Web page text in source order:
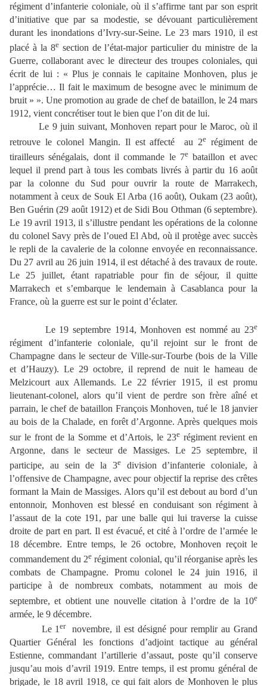
régiment d’infanterie coloniale, où il s’affirme tant par son esprit
d’initiative que par sa modestie, se dévouant particulièrement
durant les inondations d’Ivry-sur-Seine. Le 23 mars 1910, il est
placé à la 8esection de l’état-major particulier du ministre de la
Guerre, collaborant avec le directeur des troupes coloniales, qui
écrit de lui : « Plus je connais le capitaine Monhoven, plus je
l’apprécie… Il fait le maximum de besogne avec le minimum de
bruit » ». Une promotion au grade de chef de bataillon, le 24 mars
1912, vient concrétiser tout le bien que l’on dit de lui.
Le 9 juin suivant, Monhoven repart pour le Maroc, où il
retrouve le colonel Mangin. Il est affecté au 2e régiment de
tirailleurs sénégalais, dont il commande le 7e bataillon et avec
lequel il prend part à tous les combats livrés à partir du 16 août
par la colonne du Sud pour ouvrir la route de Marrakech,
notamment à ceux de Souk El Arba (16 août), Oukam (23 août),
Ben Guérin (29 août 1912) et de Sidi Bou Othman (6 septembre).
Le 19 avril 1913, il s’illustre pendant les opérations de la colonne
du colonel Savy près de l’oued El Abd, où il protège avec succès
le repli de la cavalerie de la colonne envoyée en reconnaissance.
Du 27 avril au 26 juin 1914, il est détaché à des travaux de route.
Le 25 juillet, étant rapatriable pour fin de séjour, il quitte
Marrakech et s’embarque le lendemain à Casablanca pour la
France, où la guerre est sur le point d’éclater.
Le 19 septembre 1914, Monhoven est nommé au 23e
régiment d’infanterie coloniale, qu’il rejoint sur le front de
Champagne dans le secteur de Ville-sur-Tourbe (bois de la Ville
et d’Hauzy). Le 29 octobre, il reprend de nuit le hameau de
Melzicourt aux Allemands. Le 22 février 1915, il est promu
lieutenant-colonel, alors qu’il vient de perdre son frère aîné et
parrain, le chef de bataillon François Monhoven, tué le 18 janvier
au bois de la Chalade, en forêt d’Argonne. Après quelques mois
sur le front de la Somme et d’Artois, le 23erégiment revient en
Argonne, dans le secteur de Massiges. Le 25 septembre, il
participe, au sein de la 3edivision d’infanterie coloniale, à
l’offensive de Champagne, avec pour objectif la reprise des crêtes
formant la Main de Massiges. Alors qu’il est debout au bord d’un
entonnoir, Monhoven est blessé en conduisant son régiment à
l’assaut de la cote 191, par une balle qui lui traverse la cuisse
droite de part en part. Il est évacué, et cité à l’ordre de l’armée le
18 décembre. Entre temps, le 26 octobre, Monhoven reçoit le
commandement du 2e régiment colonial, qu’il réorganise après les
combats de Champagne. Promu colonel le 24 juin 1916, il
participe à de nombreux combats, notamment au mois de
septembre, et obtient une nouvelle citation à l’ordre de la 10e
armée, le 9 décembre.
Le 1er
novembre, il est désigné pour remplir au Grand
Quartier Général les fonctions d’adjoint tactique au général
Estienne, commandant l’artillerie d’assaut, poste qu’il conserve
jusqu’au mois d’avril 1919. Entre temps, il est promu général de
brigade, le 18 avril 1918, ce qui fait alors de Monhoven le plus